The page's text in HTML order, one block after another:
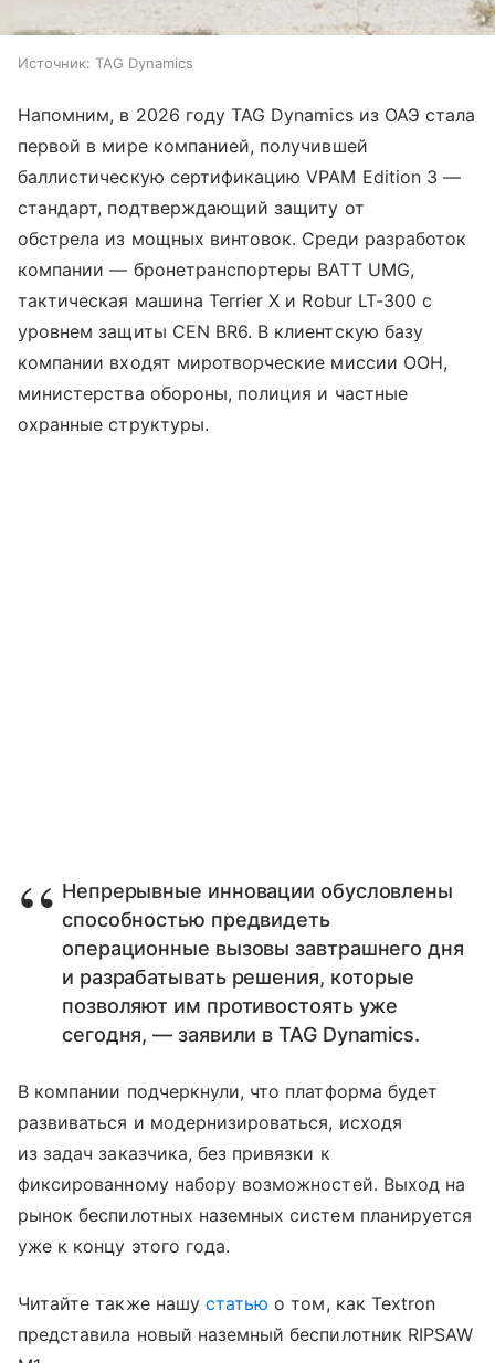
Источник: TAG Dynamics
Напомним, в 2026 году TAG Dynamics из ОАЭ стала
первой в мире компанией, получившей
баллистическую сертификацию VPAM Edition 3 —
стандарт, подтверждающий защиту от
обстрела из мощных винтовок. Среди разработок
компании — бронетранспортеры BATT UMG,
тактическая машина Terrier X и Robur LT-300 с
уровнем защиты CEN BR6. В клиентскую базу
компании входят миротворческие миссии ООН,
министерства обороны, полиция и частные
охранные структуры.
Непрерывные инновации обусловлены
способностью предвидеть
операционные вызовы завтрашнего дня
и разрабатывать решения, которые
позволяют им противостоять уже
сегодня, — заявили в TAG Dynamics.
В компании подчеркнули, что платформа будет
развиваться и модернизироваться, исходя
из задач заказчика, без привязки к
фиксированному набору возможностей. Выход на
рынок беспилотных наземных систем планируется
уже к концу этого года.
Читайте также нашу статью о том, как Textron
представила новый наземный беспилотник RIPSAW